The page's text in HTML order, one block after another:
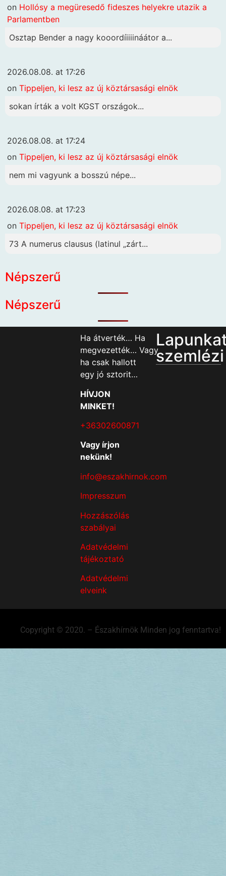
on Hollósy a megüresedő fideszes helyekre utazik a
Parlamentben
Osztap Bender a nagy kooordíiiiináátor a...
2026.08.08. at 17:26
on Tippeljen, ki lesz az új köztársasági elnök
sokan írták a volt KGST országok...
2026.08.08. at 17:24
on Tippeljen, ki lesz az új köztársasági elnök
nem mi vagyunk a bosszú népe...
2026.08.08. at 17:23
on Tippeljen, ki lesz az új köztársasági elnök
73 A numerus clausus (latinul „zárt...
Népszerű
Népszerű
Ha átverték… Ha
megvezették… Vagy
ha csak hallott
egy jó sztorit…
HÍVJON
MINKET!
+36302600871
Vagy írjon
nekünk!
info@eszakhirnok.com
Impresszum
Hozzászólás
szabályai
Adatvédelmi
tájékoztató
Adatvédelmi
elveink
szemlézi
Copyright © 2020. – Északhírnök Minden jog fenntartva!